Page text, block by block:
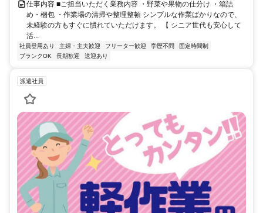
仕事内容 ■ご担当いただく業務内容 ・野菜や果物の仕分け ・箱詰
め・梱包 ・作業場の清掃や整理整頓 シンプルな作業ばかりなので、
未経験の方もすぐに慣れていただけます。 【 シニア世代も安心して
活...
社員登用あり 主婦・主夫歓迎 フリーター歓迎 学歴不問
固定時間制
ブランクOK
長期歓迎 送迎あり
派遣社員